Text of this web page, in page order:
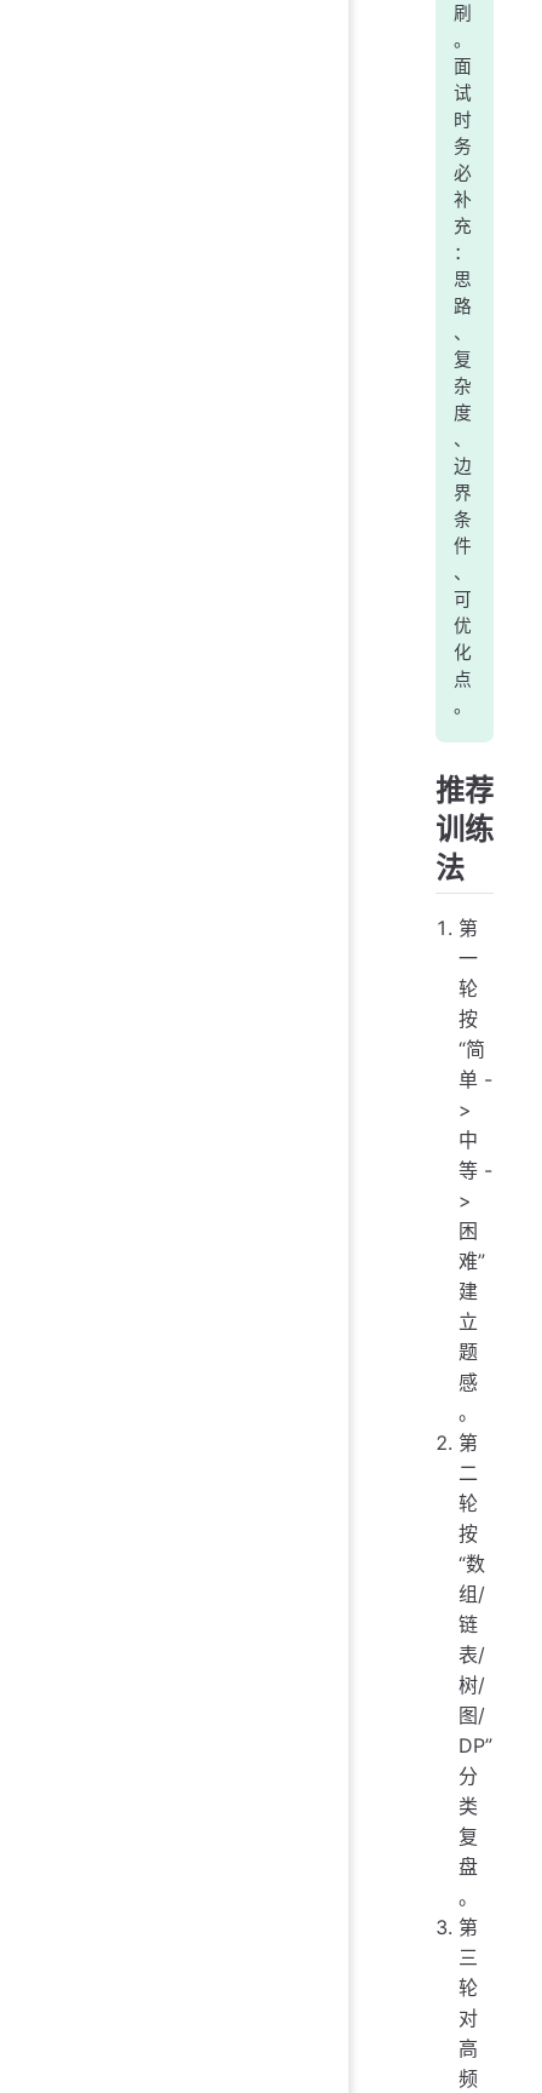
刷
。
面
试
时
务
必
补
充
：
思
路
、
复
杂
度
、
边
界
条
件
、
可
优
化
点
。
推荐
训练
法
第
一
轮
按
“简
单 -
>
中
等 -
>
困
难”
建
立
题
感
。
第
二
轮
按
“数
组/
链
表/
树/
图/
DP”
分
类
复
盘
。
第
三
轮
对
高
频